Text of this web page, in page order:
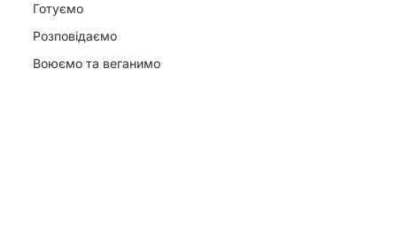
Готуємо
Розповідаємо
Воюємо та веганимо